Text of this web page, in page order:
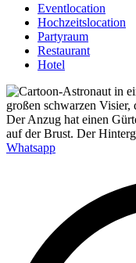
Eventlocation
Hochzeitslocation
Partyraum
Restaurant
Hotel
Whatsapp